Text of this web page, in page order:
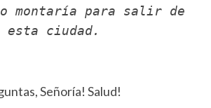
montaría para salir de
esta ciudad.
Señoría! Salud!